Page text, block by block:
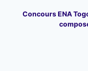
Concours ENA